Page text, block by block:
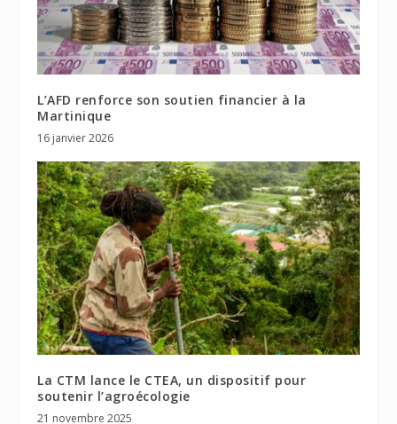
L’AFD renforce son soutien financier à la
Martinique
16 janvier 2026
La CTM lance le CTEA, un dispositif pour
soutenir l’agroécologie
21 novembre 2025